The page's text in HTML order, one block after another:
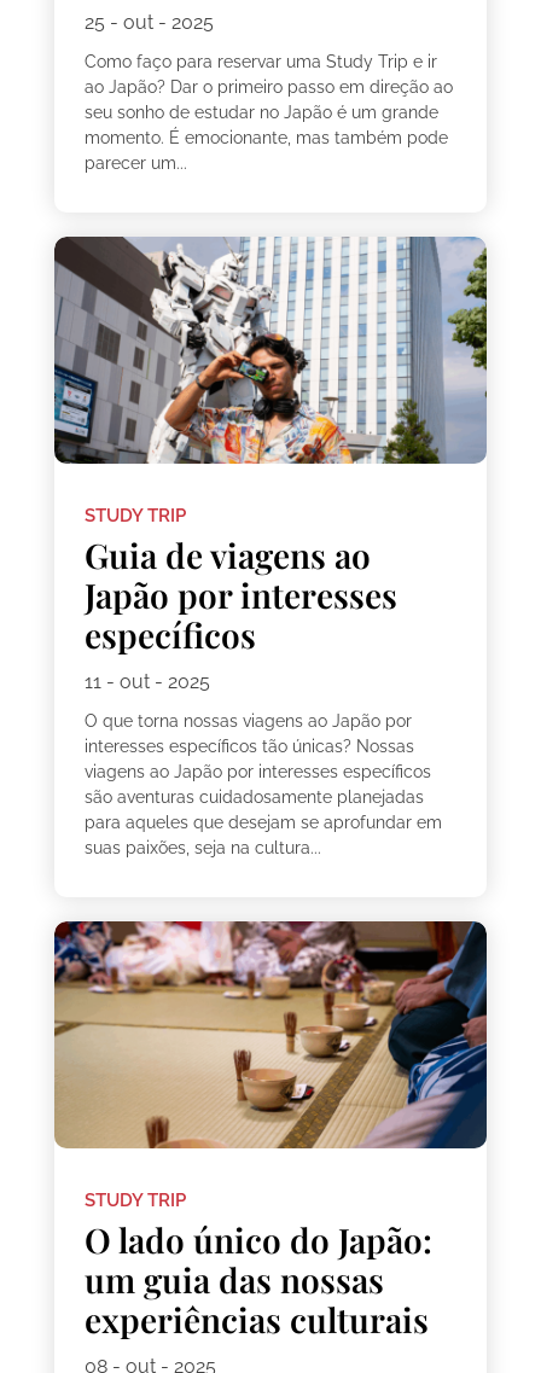
25 - out - 2025
Como faço para reservar uma Study Trip e ir
ao Japão? Dar o primeiro passo em direção ao
seu sonho de estudar no Japão é um grande
momento. É emocionante, mas também pode
parecer um...
STUDY TRIP
Guia de viagens ao
Japão por interesses
específicos
11 - out - 2025
O que torna nossas viagens ao Japão por
interesses específicos tão únicas? Nossas
viagens ao Japão por interesses específicos
são aventuras cuidadosamente planejadas
para aqueles que desejam se aprofundar em
suas paixões, seja na cultura...
STUDY TRIP
O lado único do Japão:
um guia das nossas
experiências culturais
08 - out - 2025